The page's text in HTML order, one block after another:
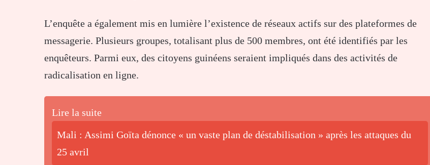
L’enquête a également mis en lumière l’existence de réseaux actifs sur des plateformes de
messagerie. Plusieurs groupes, totalisant plus de 500 membres, ont été identifiés par les
enquêteurs. Parmi eux, des citoyens guinéens seraient impliqués dans des activités de
radicalisation en ligne.
Lire la suite
Mali : Assimi Goïta dénonce « un vaste plan de déstabilisation » après les attaques du
25 avril